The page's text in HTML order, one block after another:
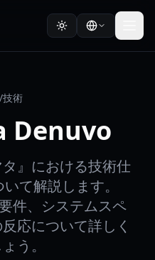
/技術
Denuvo
』における技術仕
て解説します。
件、システムスペ
応について詳しく
う。